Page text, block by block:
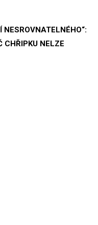
NESROVNATELNÉHO“:
CHŘIPKU NELZE